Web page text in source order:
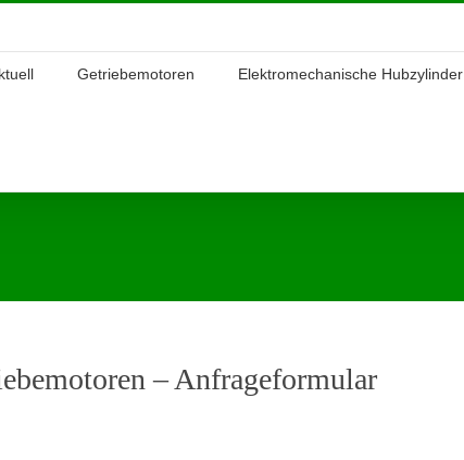
Getriebemotoren Elektromechanische Hubzylinder
– Anfrageformular